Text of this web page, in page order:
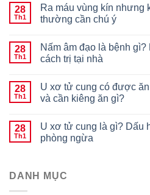
28
Th1
Ra máu vùng kín nhưng
thường cần chú ý
28
Th1
Nấm âm đạo là bệnh
cách trị tại nhà
28
Th1
U xơ tử cung có được
và cần kiêng ăn gì?
28
Th1
U xơ tử cung là gì? Dấu
phòng ngừa
DANH MỤC